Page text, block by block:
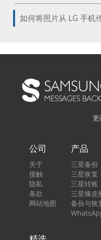
如何将照片从 LG 手机
更
公司
关于
接触
隐私
条款
网站地图
产品
三星备份
三星恢复
三星转账
三星橡皮
备份与恢